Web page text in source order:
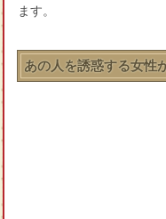
ます。
あの人を誘惑する女性